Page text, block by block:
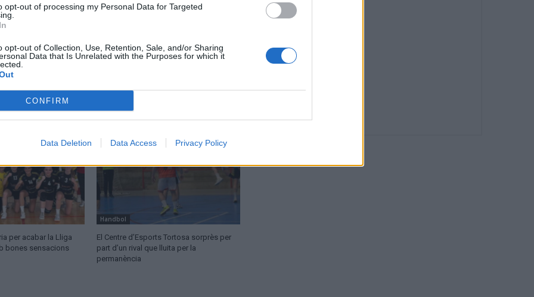
opt-out of processing my Personal Data for Targeted
opt-out of Collection, Use, Retention, Sale, and/or Sharing
Data that Is Unrelated with the Purposes for which it
CONFIRM
Data Deletion Data Access Privacy Policy
per acabar la Lliga
bones sensacions
Handbol
El Centre d’Esports Tortosa sorprès per
part d’un rival que lluita per la
permanència